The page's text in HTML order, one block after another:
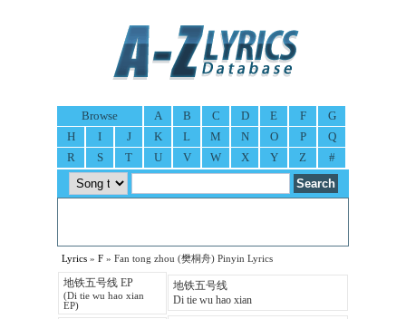
Browse A B C D E F
G
H
I J K L M N O P
Q
R
S T U V W X Y Z #
Lyrics » F » Fan tong zhou (樊桐舟) Pinyin Lyrics
地铁五号线 EP
(Di tie wu hao xian
EP)
地铁五号线
Di tie wu hao xian